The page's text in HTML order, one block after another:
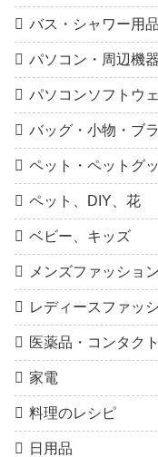
バス・シャワー用品
パソコン・周辺機器
パソコンソフトウ
バッグ・小物・ブ
ペット・ペットグ
ペット、DIY、花
ベビー、キッズ
メンズファッション
レディースファッ
医薬品・コンタク
家電
料理のレシピ
日用品